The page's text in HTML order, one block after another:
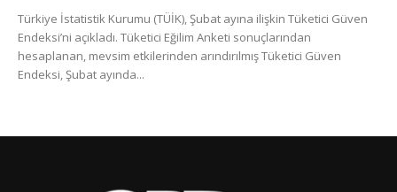
Türkiye İstatistik Kurumu (TÜİK), Şubat ayına ilişkin Tüketici Güven
Endeksi’ni açıkladı. Tüketici Eğilim Anketi sonuçlarından
hesaplanan, mevsim etkilerinden arındırılmış Tüketici Güven
Endeksi, Şubat ayında...